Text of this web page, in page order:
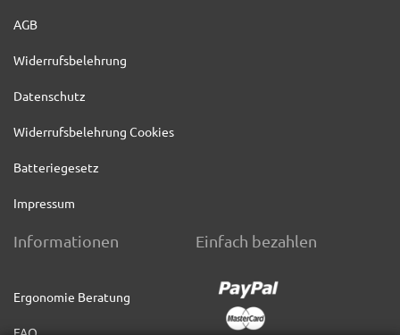
AGB
Widerrufsbelehrung
Datenschutz
Widerrufsbelehrung Cookies
Batteriegesetz
Impressum
Informationen
Ergonomie Beratung
Einfach bezahlen